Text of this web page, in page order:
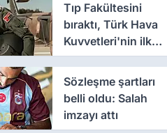
Tıp Fakültesini
bıraktı, Türk Hava
Kuvvetleri'nin ilk
kadın paşası oldu
Sözleşme şartları
belli oldu: Salah
imzayı attı